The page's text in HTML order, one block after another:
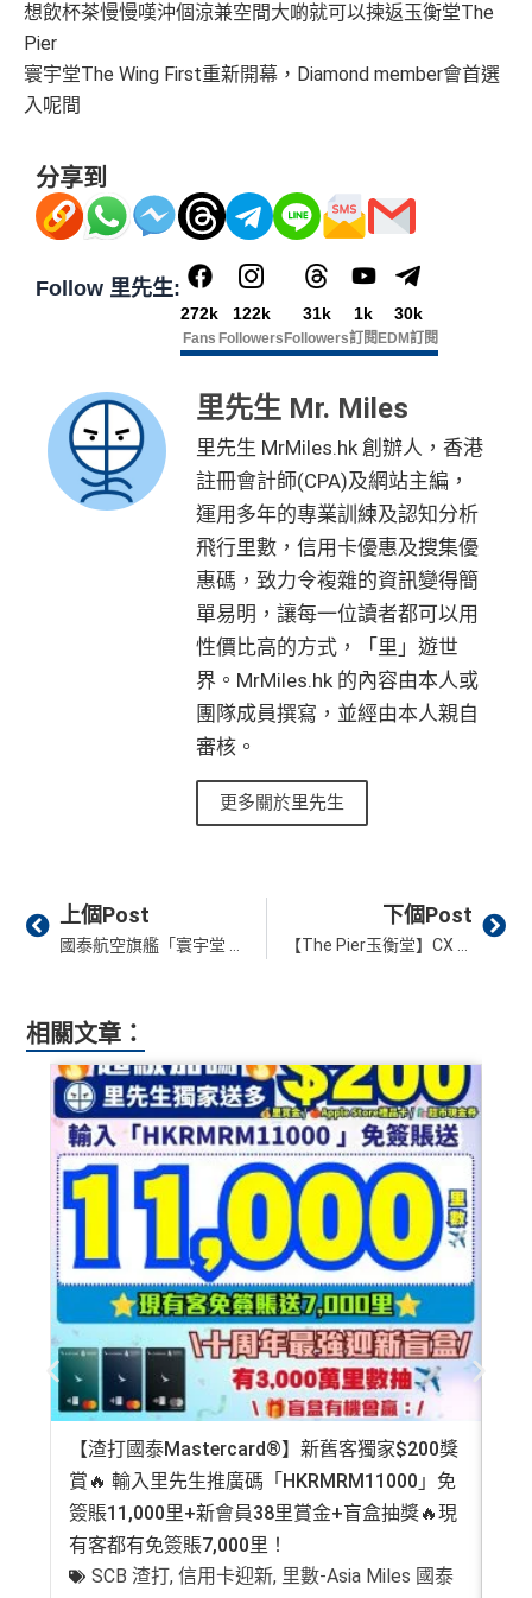
想飲杯茶慢慢嘆沖個涼兼空間大啲就可以揀返玉衡堂The
Pier
寰宇堂The Wing First重新開幕，Diamond member會首選
入呢間
分享到
Follow 里先生:
272k
Fans
122k
Followers
31k
Followers
1k
訂閱
30k
EDM訂閱
里先生 Mr. Miles
里先生 MrMiles.hk 創辦人，香港
註冊會計師(CPA)及網站主編，
運用多年的專業訓練及認知分析
飛行里數，信用卡優惠及搜集優
惠碼，致力令複雜的資訊變得簡
單易明，讓每一位讀者都可以用
性價比高的方式，「里」遊世
界。MrMiles.hk 的內容由本人或
團隊成員撰寫，並經由本人親自
審核。
更多關於里先生
Prev
上個Post 下個Post
相關文章：
【渣打國泰Mastercard®】新舊客獨家$200獎
賞🔥 輸入里先生推廣碼「HKRMRM11000」免
簽賬11,000里+新會員38里賞金+盲盒抽獎🔥現
有客都有免簽賬7,000里！
SCB 渣打,信用卡迎新, 里數-Asia Miles 國泰